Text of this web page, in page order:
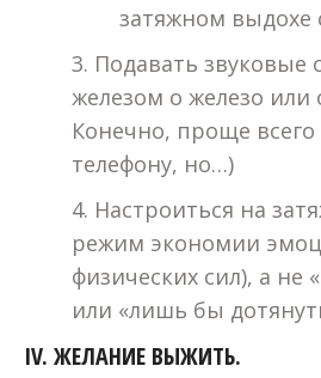
затяжном выдохе
3. Подавать звуковые
железом о железо или
Конечно, проще
телефону, но…)
4. Настроиться на
режим экономии
физических сил), а не
или «лишь бы
IV. ЖЕЛАНИЕ ВЫЖИТЬ.